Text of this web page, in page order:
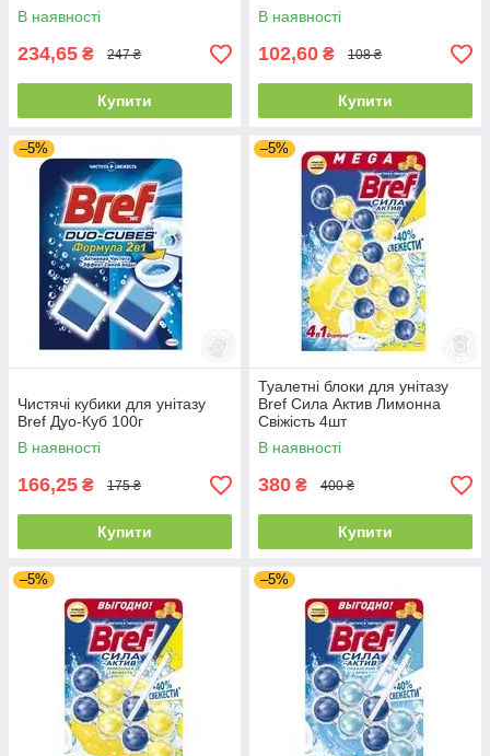
В наявності
234,65 ₴ 247 ₴
Купити
В наявності
102,60 ₴ 108 ₴
Купити
–5%
Чистячі кубики для унітазу
Bref Дуо-Куб 100г
В наявності
166,25 ₴ 175 ₴
Купити
–5%
Туалетні блоки для унітазу
Bref Сила Актив Лимонна
Свіжість 4шт
В наявності
380 ₴ 400 ₴
Купити
–5% –5%